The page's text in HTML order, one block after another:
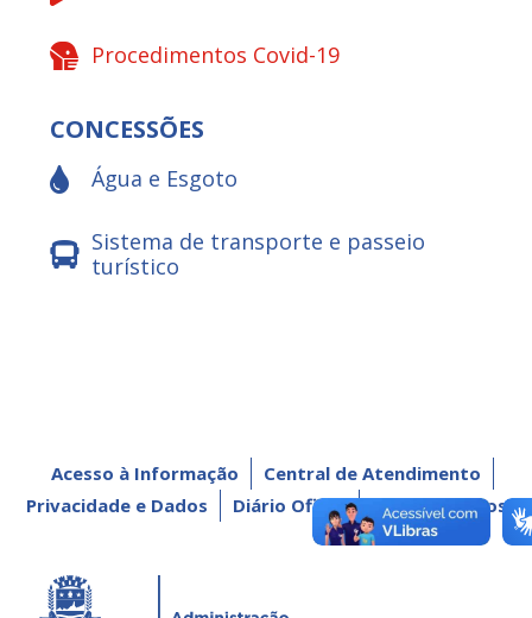
Procedimentos Covid-19
CONCESSÕES
Água e Esgoto
Sistema de transporte e passeio
turístico
Acesso à Informação
Central de Atendimento
Privacidade e Dados
Diário Oficial Dados Abertos